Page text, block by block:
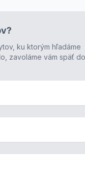
ku ktorým hľadáme
zavoláme vám späť